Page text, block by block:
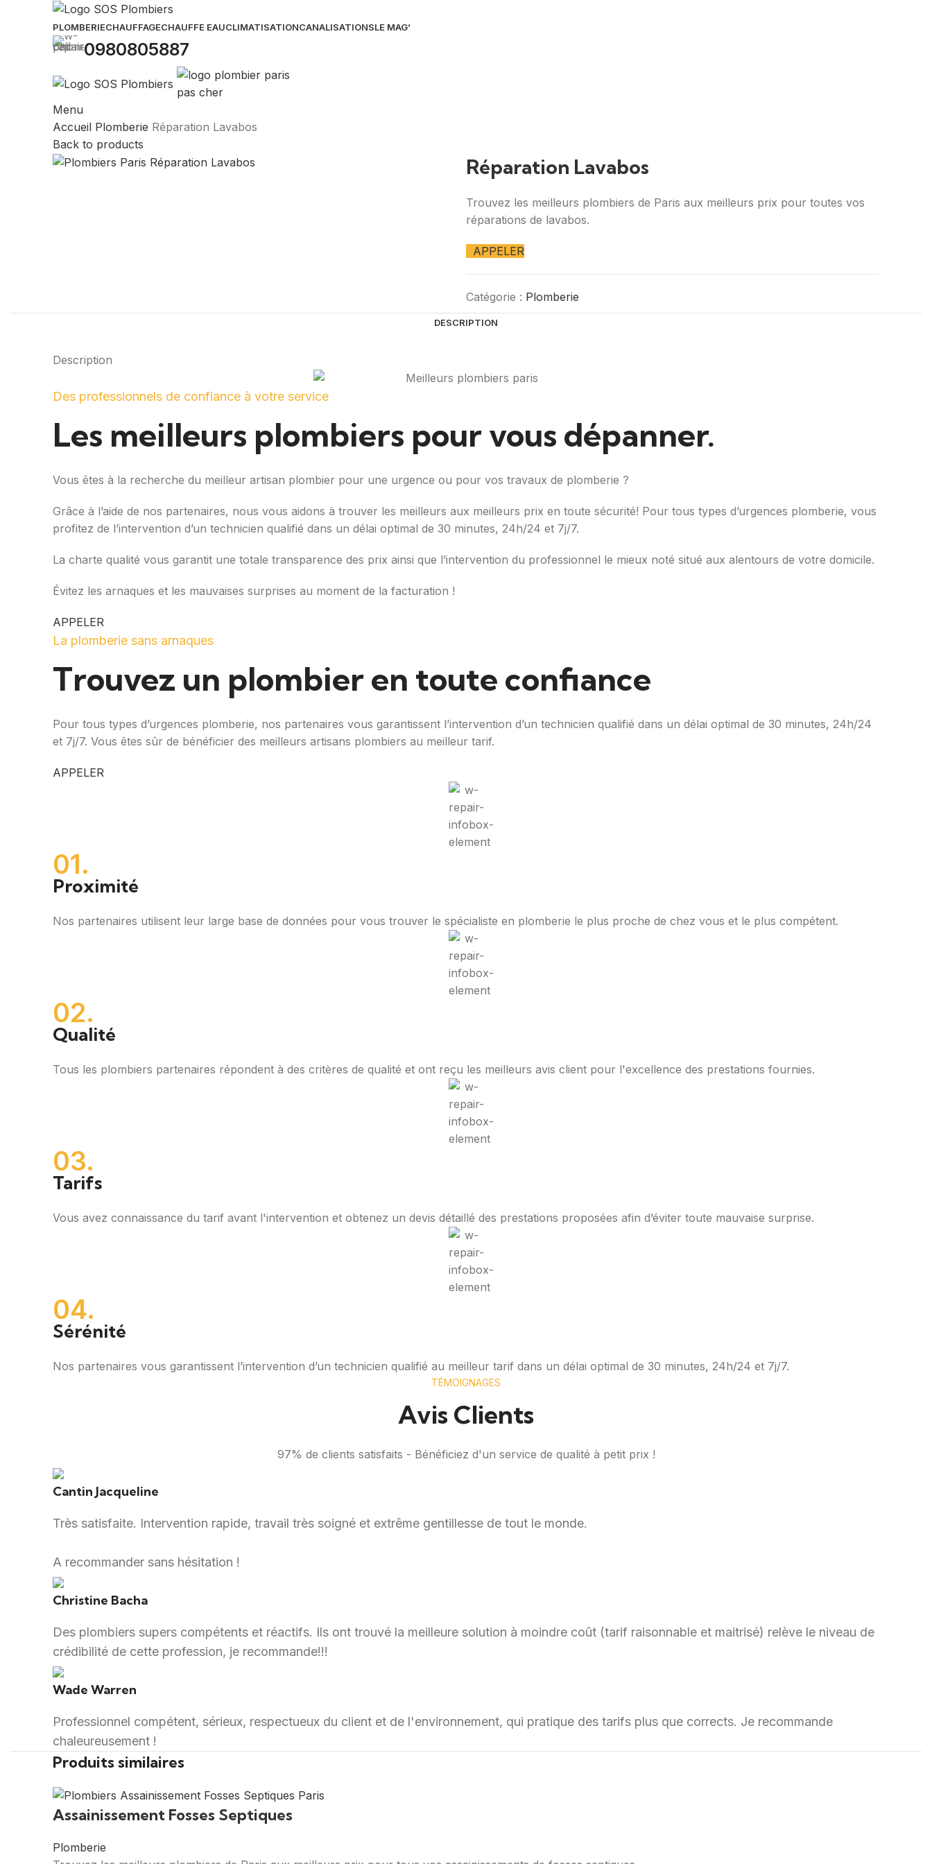
PLOMBERIECHAUFFAGECHAUFFE EAUCLIMATISATIONCANALISATIONSLE MAG’
0980805887
Menu
Accueil Plomberie Réparation Lavabos
Back to products
Réparation Lavabos
Trouvez les meilleurs plombiers de Paris aux meilleurs prix pour toutes vos
réparations de lavabos.
APPELER
Catégorie : Plomberie
DESCRIPTION
Description
Des professionnels de confiance à votre service
Les meilleurs plombiers pour vous dépanner.
Vous êtes à la recherche du meilleur artisan plombier pour une urgence ou pour vos travaux de plomberie ?
Grâce à l’aide de nos partenaires, nous vous aidons à trouver les meilleurs aux meilleurs prix en toute sécurité! Pour tous types d’urgences plomberie, vous
profitez de l’intervention d’un technicien qualifié dans un délai optimal de 30 minutes, 24h/24 et 7j/7.
La charte qualité vous garantit une totale transparence des prix ainsi que l’intervention du professionnel le mieux noté situé aux alentours de votre domicile.
Évitez les arnaques et les mauvaises surprises au moment de la facturation !
APPELER
La plomberie sans arnaques
Trouvez un plombier en toute confiance
Pour tous types d’urgences plomberie, nos partenaires vous garantissent l’intervention d’un technicien qualifié dans un délai optimal de 30 minutes, 24h/24
et 7j/7. Vous êtes sûr de bénéficier des meilleurs artisans plombiers au meilleur tarif.
APPELER
01.
Proximité
Nos partenaires utilisent leur large base de données pour vous trouver le spécialiste en plomberie le plus proche de chez vous et le plus compétent.
02.
Qualité
Tous les plombiers partenaires répondent à des critères de qualité et ont reçu les meilleurs avis client pour l'excellence des prestations fournies.
03.
Tarifs
Vous avez connaissance du tarif avant l'intervention et obtenez un devis détaillé des prestations proposées afin d’éviter toute mauvaise surprise.
04.
Sérénité
Nos partenaires vous garantissent l’intervention d’un technicien qualifié au meilleur tarif dans un délai optimal de 30 minutes, 24h/24 et 7j/7.
TÉMOIGNAGES
Avis Clients
97% de clients satisfaits - Bénéficiez d'un service de qualité à petit prix !
Cantin Jacqueline
Très satisfaite. Intervention rapide, travail très soigné et extrême gentillesse de tout le monde.
A recommander sans hésitation !
Christine Bacha
Des plombiers supers compétents et réactifs. Ils ont trouvé la meilleure solution à moindre coût (tarif raisonnable et maitrisé) relève le niveau de
crédibilité de cette profession, je recommande!!!
Wade Warren
Professionnel compétent, sérieux, respectueux du client et de l'environnement, qui pratique des tarifs plus que corrects. Je recommande
chaleureusement !
Produits similaires
Assainissement Fosses Septiques
Plomberie